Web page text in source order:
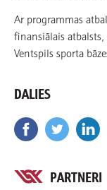
Ar programmas
finansiālais
Ventspils sporta
DALIES
PARTNERI